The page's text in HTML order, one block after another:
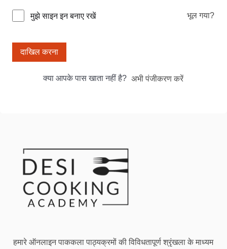
मुझे साइन इन बनाए रखें भूल गया?
दाखिल करना
क्या आपके पास खाता नहीं है? अभी पंजीकरण करें
हमारे ऑनलाइन पाककला पाठ्यक्रमों की विविधतापूर्ण श्रृंखला के माध्यम